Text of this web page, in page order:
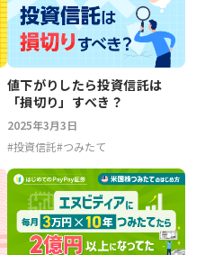
値下がりしたら投資信託は
「損切り」すべき？
2025年3月3日
#投資信託#つみたて